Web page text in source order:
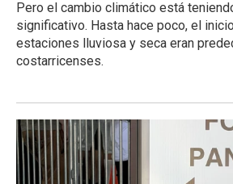
Pero el cambio climático está
significativo. Hasta hace poco, el
estaciones lluviosa y seca eran
costarricenses.